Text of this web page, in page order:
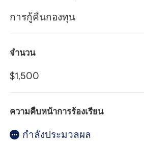
การกู้คืนกองทุน
จำนวน
$1,500
ความคืบหน้าการร้องเรียน
กำลังประมวลผล